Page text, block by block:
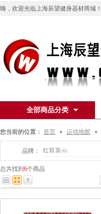
嗨，欢迎光临上海辰望健身器材商城！
全部商品分类
您当前的位置： 首页 » 运动地胶 »
品牌： 红双喜(6)
总共找到 6个商品